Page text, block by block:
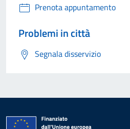
Prenota appuntamento
Problemi in città
Segnala disservizio